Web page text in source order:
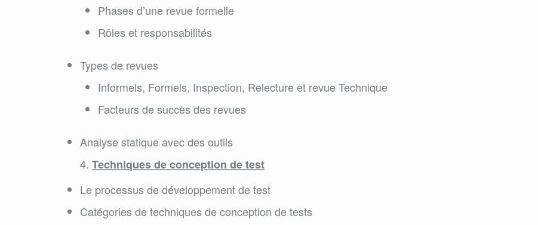
Phases d’une revue formelle
Rôles et responsabilités
Types de revues
Informels, Formels, Inspection, Relecture et revue Technique
Facteurs de succès des revues
Analyse statique avec des outils
Techniques de conception de test
Le processus de développement de test
Catégories de techniques de conception de tests